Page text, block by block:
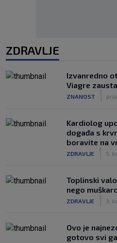
ZDRAVLJE
Izvanredno
Viagre
ZNANOST
Kardiolog
događa s
boravite na
ZDRAVLJE 5.
Toplinski
nego
ZDRAVLJE 3.
Ovo je
gotovo svi